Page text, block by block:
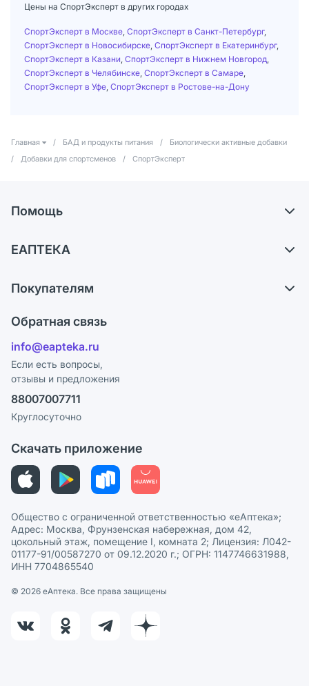
Цены на СпортЭксперт в других городах
СпортЭксперт в Москве СпортЭксперт в Санкт-Петербург,
СпортЭксперт в Новосибирске СпортЭксперт в Екатеринбург,
СпортЭксперт в Казани СпортЭксперт в Нижнем Новгород
СпортЭксперт в Челябинске СпортЭксперт в Самаре
СпортЭксперт в Уфе СпортЭксперт в Ростове-на-Дону
Главная / БАД и продукты питания /
Биологически активные добавки
/
Добавки для спортсменов / СпортЭксперт
Помощь
Самовывоз из аптек
Ответы на вопросы
Блог
ЕАПТЕКА
Карьера
Поставщики
Лицензия
Реклама на сайте
Ваши товары на ЕАПТЕКЕ
Покупателям
Программа СберСпасибо
Политика конфиденциальности
Пользовательское соглашение
Политика рекомендаций
Этика и соответствие
Политика в отношении обработки персональных данных
Обратная связь
info@eapteka.ru
Если есть вопросы,
отзывы и предложения
88007007711
Круглосуточно
Скачать приложение
Общество с ограниченной ответственностью «еАптека»;
Адрес: Москва, Фрунзенская набережная, дом 42,
цокольный этаж, помещение I, комната 2; Лицензия: Л042-
01177-91/00587270 от 09.12.2020 г.; ОГРН: 1147746631988,
ИНН 7704865540
© 2026 eАптека. Все права защищены